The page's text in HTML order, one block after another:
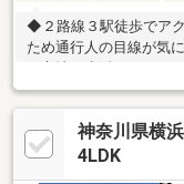
◆２路線３駅徒歩でア
ため通行人の目線が気
な立地で生活できます
◇ご自宅にいたまま
にお問い合わせくださ
ん、「住宅ローンにも
舗がございますので、
神奈川県横
4LDK